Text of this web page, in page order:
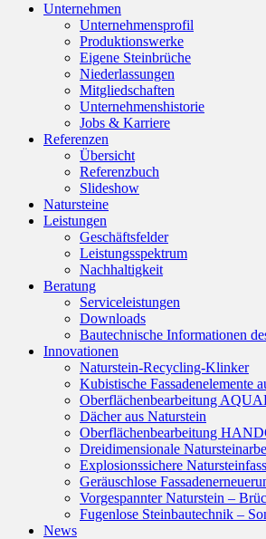
Unternehmen
Unternehmensprofil
Produktionswerke
Eigene Steinbrüche
Niederlassungen
Mitgliedschaften
Unternehmenshistorie
Jobs & Karriere
Referenzen
Übersicht
Referenzbuch
Slideshow
Natursteine
Leistungen
Geschäftsfelder
Leistungsspektrum
Nachhaltigkeit
Beratung
Serviceleistungen
Downloads
Bautechnische Informationen
Innovationen
Naturstein-Recycling-Klinker
Kubistische Fassadenelemente
Oberflächenbearbeitung
Dächer aus Naturstein
Oberflächenbearbeitung
Dreidimensionale
Explosionssichere
Geräuschlose
Vorgespannter Naturstein –
Fugenlose Steinbautechnik –
News